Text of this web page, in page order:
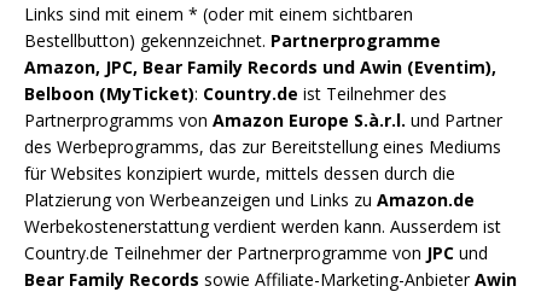
Links sind mit einem * (oder mit einem sichtbaren
Bestellbutton) gekennzeichnet. Partnerprogramme
Amazon, JPC, Bear Family Records und Awin (Eventim),
Belboon (MyTicket): Country.de ist Teilnehmer des
Partnerprogramms von Amazon Europe S.à.r.l. und Partner
des Werbeprogramms, das zur Bereitstellung eines Mediums
für Websites konzipiert wurde, mittels dessen durch die
Platzierung von Werbeanzeigen und Links zu Amazon.de
Werbekostenerstattung verdient werden kann. Ausserdem ist
Country.de Teilnehmer der Partnerprogramme von JPC und
Bear Family Records sowie Affiliate-Marketing-AnbieterAwin